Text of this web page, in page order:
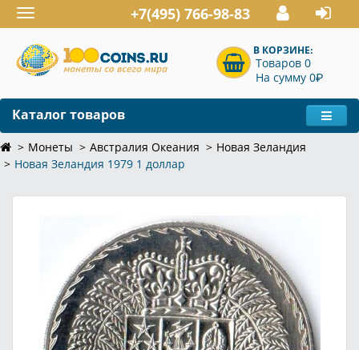
Toggle
navigation
+7(495) 766-98-83
В КОРЗИНЕ:
Товаров 0
На сумму 0P
Каталог товаров
Монеты Австралия Океания
Новая Зеландия
Новая Зеландия 1979 1 доллар